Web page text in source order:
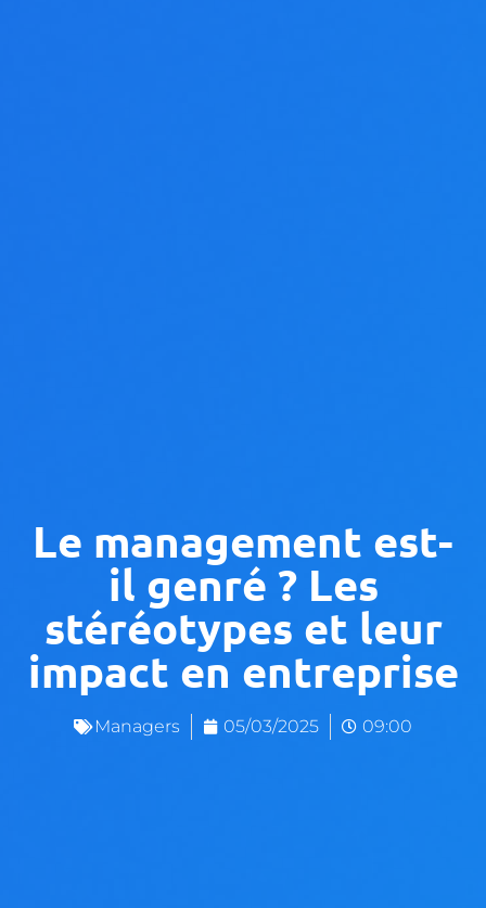
Le management est-
il genré ? Les
stéréotypes et leur
impact en entreprise
Managers 05/03/2025 09:00